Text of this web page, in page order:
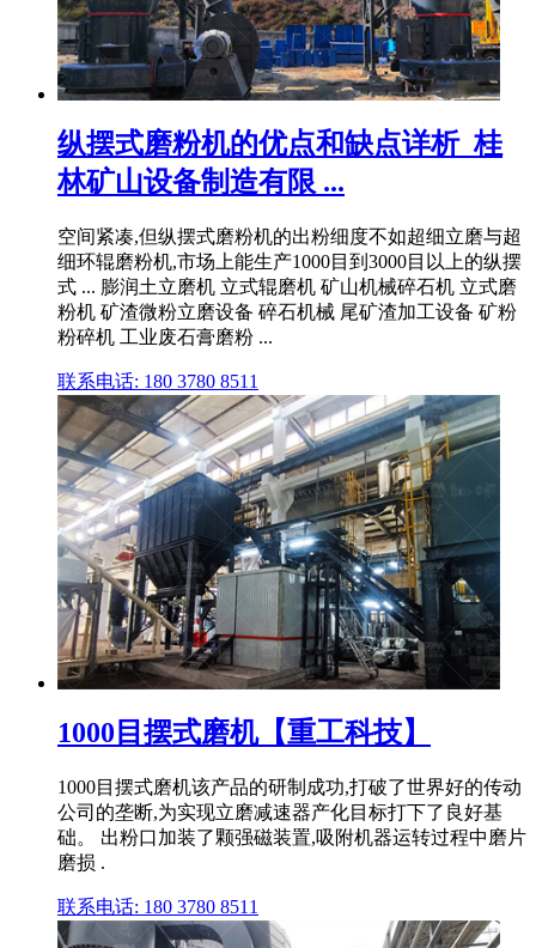
纵摆式磨粉机的优点和缺点详析_桂
林矿山设备制造有限 ...
空间紧凑,但纵摆式磨粉机的出粉细度不如超细立磨与超
细环辊磨粉机,市场上能生产1000目到3000目以上的纵摆
式 ... 膨润土立磨机 立式辊磨机 矿山机械碎石机 立式磨
粉机 矿渣微粉立磨设备 碎石机械 尾矿渣加工设备 矿粉
粉碎机 工业废石膏磨粉 ...
联系电话: 180 3780 8511
1000目摆式磨机【重工科技】
1000目摆式磨机该产品的研制成功,打破了世界好的传动
公司的垄断,为实现立磨减速器产化目标打下了良好基
础。 出粉口加装了颗强磁装置,吸附机器运转过程中磨片
磨损 .
联系电话: 180 3780 8511